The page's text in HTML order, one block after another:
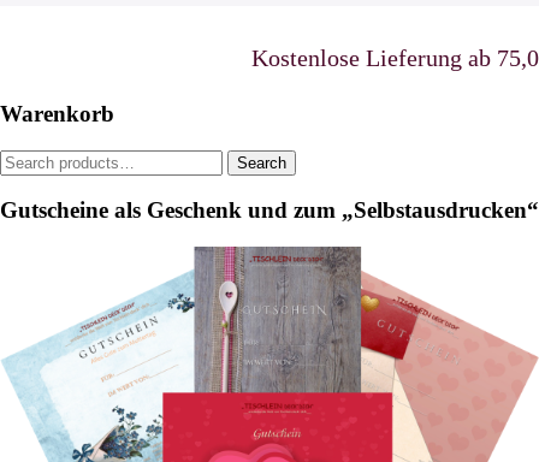
Kostenlose Lieferung ab
Warenkorb
Search
for:
Search
Gutscheine als Geschenk und zum „Selbstausdrucken“